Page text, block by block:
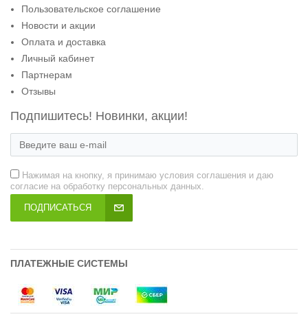
Пользовательское соглашение
Новости и акции
Оплата и доставка
Личный кабинет
Партнерам
Отзывы
Подпишитесь! Новинки, акции!
Нажимая на кнопку, я принимаю условия соглашения и даю
согласие на обработку персональных данных.
ПОДПИСАТЬСЯ
ПЛАТЕЖНЫЕ СИСТЕМЫ